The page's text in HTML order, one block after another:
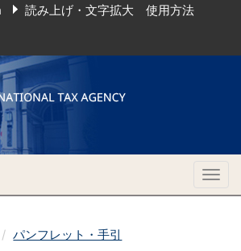
読み上げ・文字拡大 使用方法
パンフレット・手引